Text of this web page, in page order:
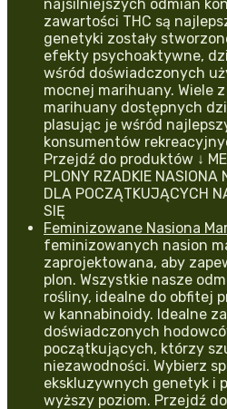
najsilniejszych odmian
zawartości THC są
genetyki zostały
efekty psychoaktywne,
wśród doświadczonych
mocnej marihuany. Wiele
marihuany dostępnych
plasując je wśród
konsumentów
Przejdź do produktów ↓
PLONY RZADKIE NASIONA
DLA POCZĄTKUJĄCYCH
SIĘ
Feminizowane Nasiona
feminizowanych nasion
zaprojektowana, aby
plon. Wszystkie nasze
rośliny, idealne do obfitej
w kannabinoidy. Idealne
doświadczonych
początkujących, którzy
niezawodności. Wybierz
ekskluzywnych genetyk i
wyższy poziom. Przejdź